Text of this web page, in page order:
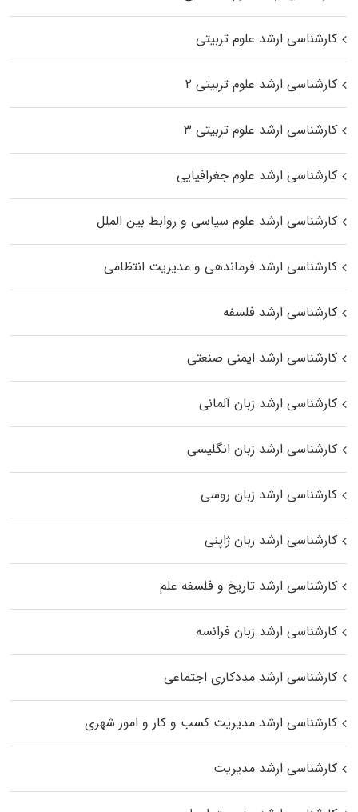
کارشناسی ارشد علوم تربیتی
کارشناسی ارشد علوم تربیتی ۲
کارشناسی ارشد علوم تربیتی ۳
کارشناسی ارشد علوم جغرافیایی
کارشناسی ارشد علوم سیاسی و روابط بین الملل
کارشناسی ارشد فرماندهی و مدیریت انتظامی
کارشناسی ارشد فلسفه
کارشناسی ارشد ایمنی صنعتی
کارشناسی ارشد زبان آلمانی
کارشناسی ارشد زبان انگلیسی
کارشناسی ارشد زبان روسی
کارشناسی ارشد زبان ژاپنی
کارشناسی ارشد تاریخ و فلسفه علم
کارشناسی ارشد زبان فرانسه
کارشناسی ارشد مددکاری اجتماعی
کارشناسی ارشد مدیریت کسب و کار و امور شهری
کارشناسی ارشد مدیریت